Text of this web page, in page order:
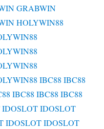
GRABWIN
HOLYWIN88
IBC88 IBC88
IBC88 IBC88 IBC88
IDOSLOT IDOSLOT
IDOSLOT IDOSLOT